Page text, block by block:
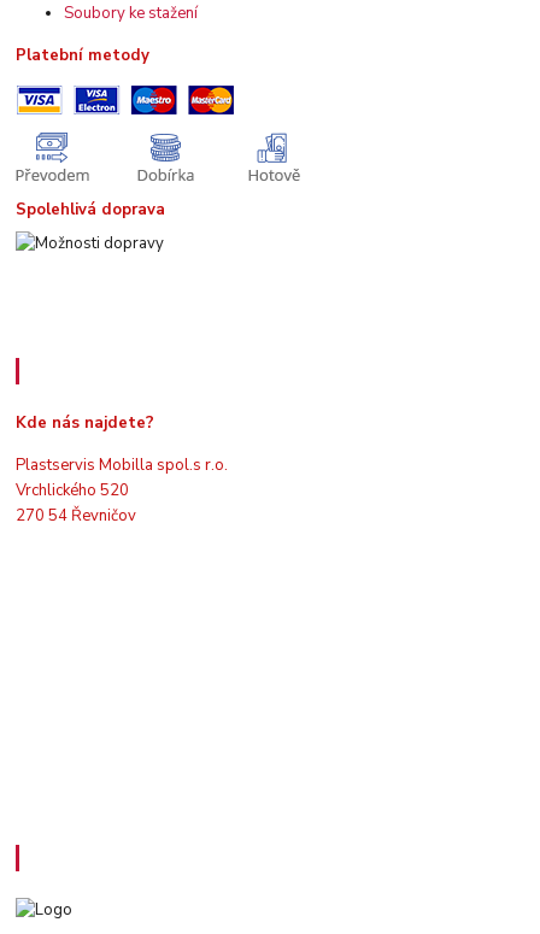
Soubory ke stažení
Platební metody
Spolehlivá doprava
Kde nás najdete?
Plastservis Mobilla spol.s r.o.
Vrchlického 520
270 54 Řevničov